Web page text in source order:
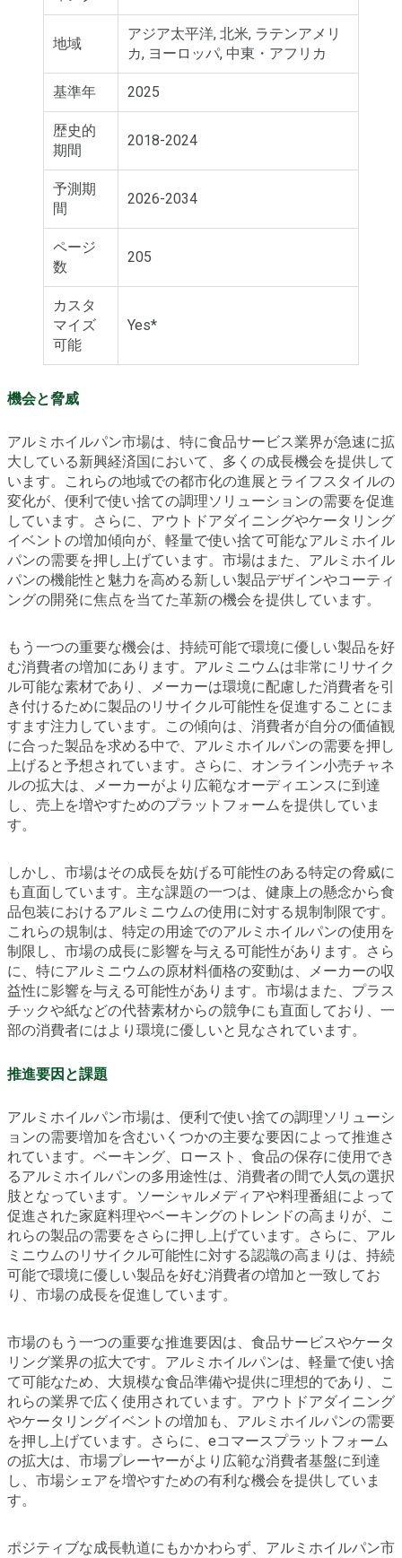
地域
アジア太平洋, 北米, ラテンアメリ
カ, ヨーロッパ, 中東・アフリカ
基準年 2025
歴史的
期間
2018-2024
予測期
間
2026-2034
ページ
数
205
カスタ
マイズ
可能
Yes*
機会と脅威
アルミホイルパン市場は、特に食品サービス業界が急速に拡
大している新興経済国において、多くの成長機会を提供して
います。これらの地域での都市化の進展とライフスタイルの
変化が、便利で使い捨ての調理ソリューションの需要を促進
しています。さらに、アウトドアダイニングやケータリング
イベントの増加傾向が、軽量で使い捨て可能なアルミホイル
パンの需要を押し上げています。市場はまた、アルミホイル
パンの機能性と魅力を高める新しい製品デザインやコーティ
ングの開発に焦点を当てた革新の機会を提供しています。
もう一つの重要な機会は、持続可能で環境に優しい製品を好
む消費者の増加にあります。アルミニウムは非常にリサイク
ル可能な素材であり、メーカーは環境に配慮した消費者を引
き付けるために製品のリサイクル可能性を促進することにま
すます注力しています。この傾向は、消費者が自分の価値観
に合った製品を求める中で、アルミホイルパンの需要を押し
上げると予想されています。さらに、オンライン小売チャネ
ルの拡大は、メーカーがより広範なオーディエンスに到達
し、売上を増やすためのプラットフォームを提供していま
す。
しかし、市場はその成長を妨げる可能性のある特定の脅威に
も直面しています。主な課題の一つは、健康上の懸念から食
品包装におけるアルミニウムの使用に対する規制制限です。
これらの規制は、特定の用途でのアルミホイルパンの使用を
制限し、市場の成長に影響を与える可能性があります。さら
に、特にアルミニウムの原材料価格の変動は、メーカーの収
益性に影響を与える可能性があります。市場はまた、プラス
チックや紙などの代替素材からの競争にも直面しており、一
部の消費者にはより環境に優しいと見なされています。
推進要因と課題
アルミホイルパン市場は、便利で使い捨ての調理ソリューシ
ョンの需要増加を含むいくつかの主要な要因によって推進さ
れています。ベーキング、ロースト、食品の保存に使用でき
るアルミホイルパンの多用途性は、消費者の間で人気の選択
肢となっています。ソーシャルメディアや料理番組によって
促進された家庭料理やベーキングのトレンドの高まりが、こ
れらの製品の需要をさらに押し上げています。さらに、アル
ミニウムのリサイクル可能性に対する認識の高まりは、持続
可能で環境に優しい製品を好む消費者の増加と一致してお
り、市場の成長を促進しています。
市場のもう一つの重要な推進要因は、食品サービスやケータ
リング業界の拡大です。アルミホイルパンは、軽量で使い捨
て可能なため、大規模な食品準備や提供に理想的であり、こ
れらの業界で広く使用されています。アウトドアダイニング
やケータリングイベントの増加も、アルミホイルパンの需要
を押し上げています。さらに、eコマースプラットフォーム
の拡大は、市場プレーヤーがより広範な消費者基盤に到達
し、市場シェアを増やすための有利な機会を提供していま
す。
ポジティブな成長軌道にもかかわらず、アルミホイルパン市